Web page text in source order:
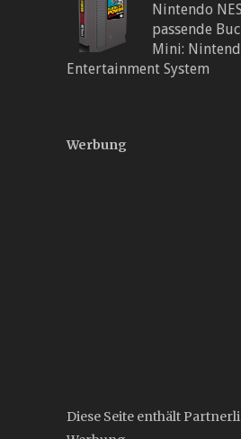
Nintendo
passende
Mini:
Entertainment System
Werbung
Diese Seite enthält